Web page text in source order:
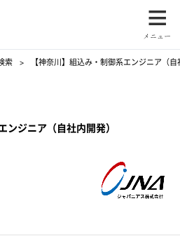
索 【神奈川】組込み・制御系エンジニア（
ンジニア（自社内開発）